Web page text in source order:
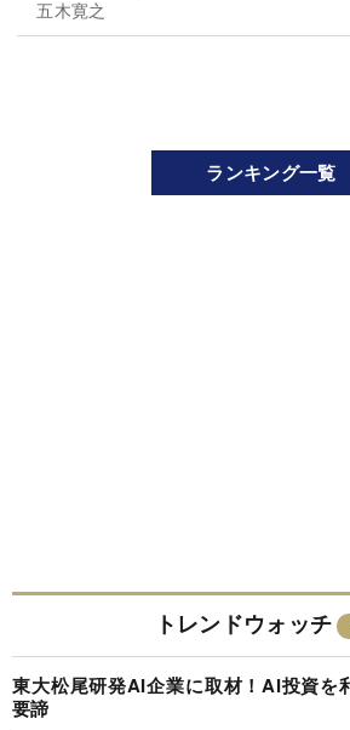
五木寛之
ランキング一覧
トレンドウォッチ
東大松尾研発AI企業に取材！AI投資を
要諦